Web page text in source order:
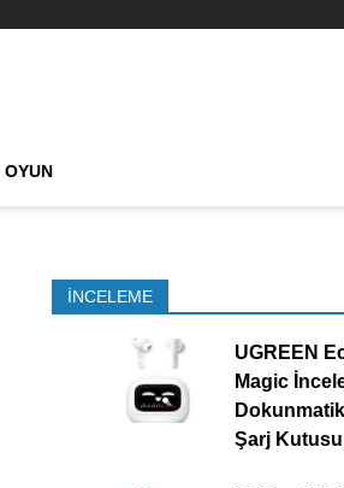
OYUN
İNCELEME
UGREEN
Magic
Dokunmatik
Şarj Kutusu